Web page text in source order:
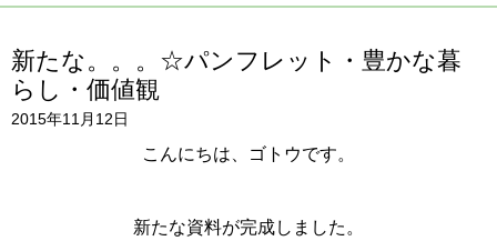
ブログ
リクルート
スタッフ紹介
新たな。。。☆パンフレット・豊かな暮
らし・価値観
2015年11月12日
こんにちは、ゴトウです。
新たな資料が完成しました。